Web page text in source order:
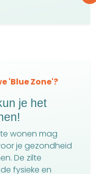
'Blue Zone'?
je het
wonen mag
je gezondheid
De zilte
fysieke en